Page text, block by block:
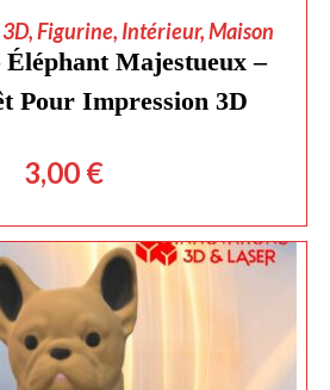
AU PANIER
,Figurine, Intérieur,Maison
Majestueux –
Pour Impression 3D
3,00 €